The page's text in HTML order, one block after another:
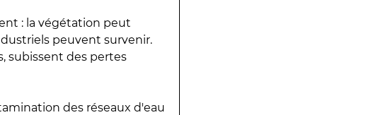
: la végétation peut
peuvent survenir.
subissent des pertes
des réseaux d'eau